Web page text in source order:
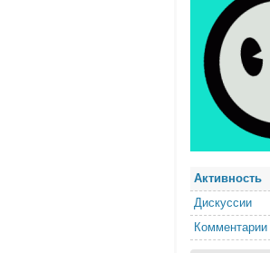
Активность
Дискуссии
Комментарии